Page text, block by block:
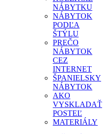
NÁBYTKU
NÁBYTOK
PODĽA
ŠTÝLU
PREČO
NÁBYTOK
CEZ
INTERNET
ŠPANIELSKY
NÁBYTOK
AKO
VYSKLADAŤ
POSTEĽ
MATERIÁLY